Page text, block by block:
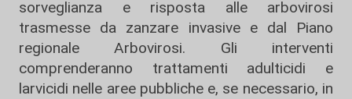
sorveglianza e risposta alle arbovirosi
trasmesse da zanzare invasive e dal Piano
regionale Arbovirosi. Gli interventi
comprenderanno trattamenti adulticidi e
larvicidi nelle aree pubbliche e, se necessario, in